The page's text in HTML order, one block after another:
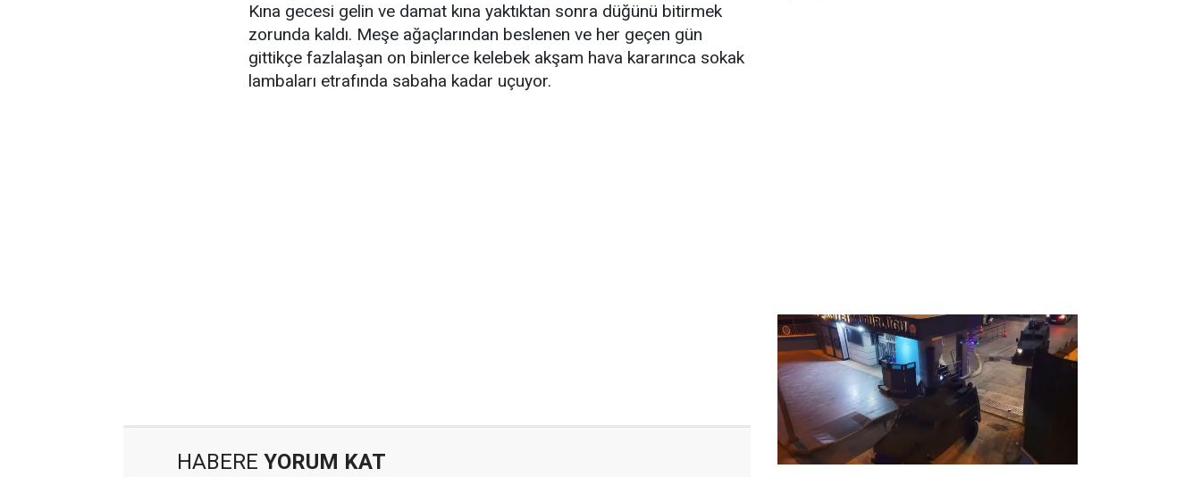
Kına gecesi gelin ve damat kına yaktıktan sonra düğünü bitirmek
zorunda kaldı. Meşe ağaçlarından beslenen ve her geçen gün
gittikçe fazlalaşan on binlerce kelebek akşam hava kararınca sokak
lambaları etrafında sabaha kadar uçuyor.
HABERE YORUM KAT